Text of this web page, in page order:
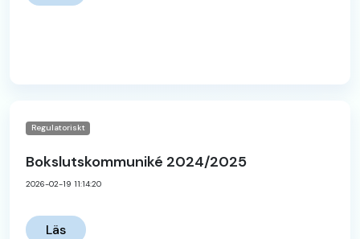
Regulatoriskt
Bokslutskommuniké 2024/2025
2026-02-19 11:14:20
Läs